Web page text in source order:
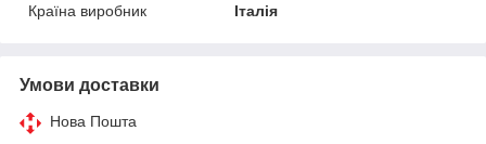
Країна виробник
Італія
Умови доставки
Нова Пошта